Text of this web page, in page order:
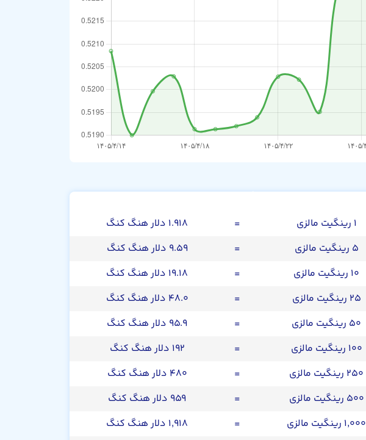
۱ رینگیت مالزی =
۱.۹۱۸ دلار هنگ کنگ
۵ رینگیت مالزی
=
۹.۵۹ دلار هنگ کنگ
۱۰ رینگیت مالزی
=
۱۹.۱۸ دلار هنگ کنگ
۲۵ رینگیت مالزی
=
۴۸.۰ دلار هنگ کنگ
۵۰ رینگیت مالزی
=
۹۵.۹ دلار هنگ کنگ
۱۰۰ رینگیت مالزی
=
۱۹۲ دلار هنگ کنگ
۲۵۰ رینگیت مالزی
=
۴۸۰ دلار هنگ کنگ
۵۰۰ رینگیت مالزی
=
۹۵۹ دلار هنگ کنگ
۱,۰۰۰ رینگیت مالزی
=
۱,۹۱۸ دلار هنگ کنگ